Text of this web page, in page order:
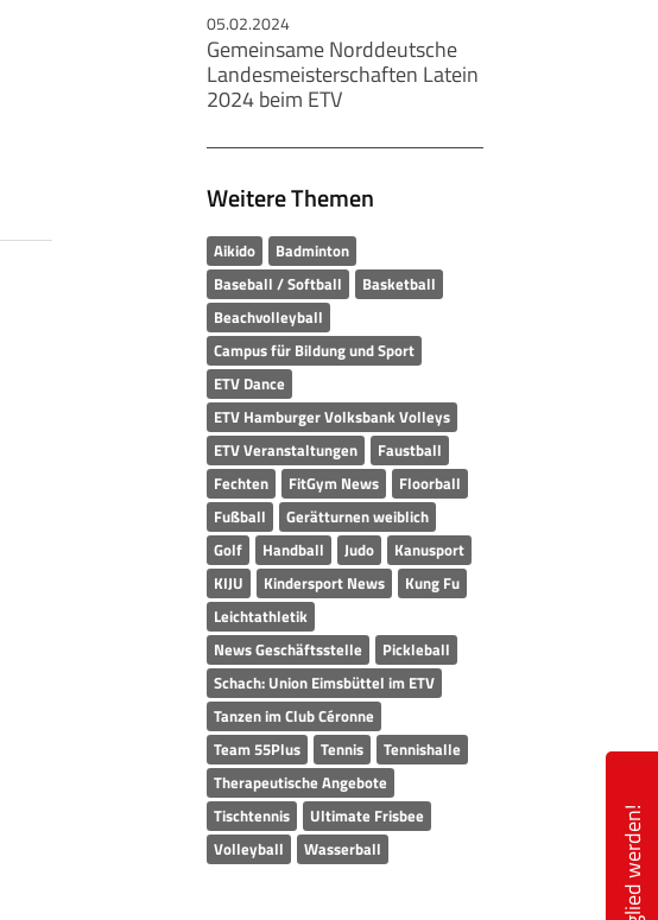
05.02.2024
Gemeinsame Norddeutsche
Landesmeisterschaften Latein
2024 beim ETV
Weitere Themen
Aikido
Badminton
Baseball / Softball
Basketball
Beachvolleyball
Campus für Bildung und Sport
ETV Dance
ETV Hamburger Volksbank Volleys
ETV Veranstaltungen
Faustball
Fechten
FitGym News
Floorball
Fußball
Gerätturnen weiblich
Golf
Handball Judo
Kanusport
KIJU
Kindersport News
Kung Fu
Leichtathletik
News Geschäftsstelle
Pickleball
Schach: Union Eimsbüttel im ETV
Tanzen im Club Céronne
Team 55Plus
Tennis
Tennishalle
Therapeutische Angebote
Tischtennis
Ultimate Frisbee
Volleyball
Wasserball Mitglied werden!